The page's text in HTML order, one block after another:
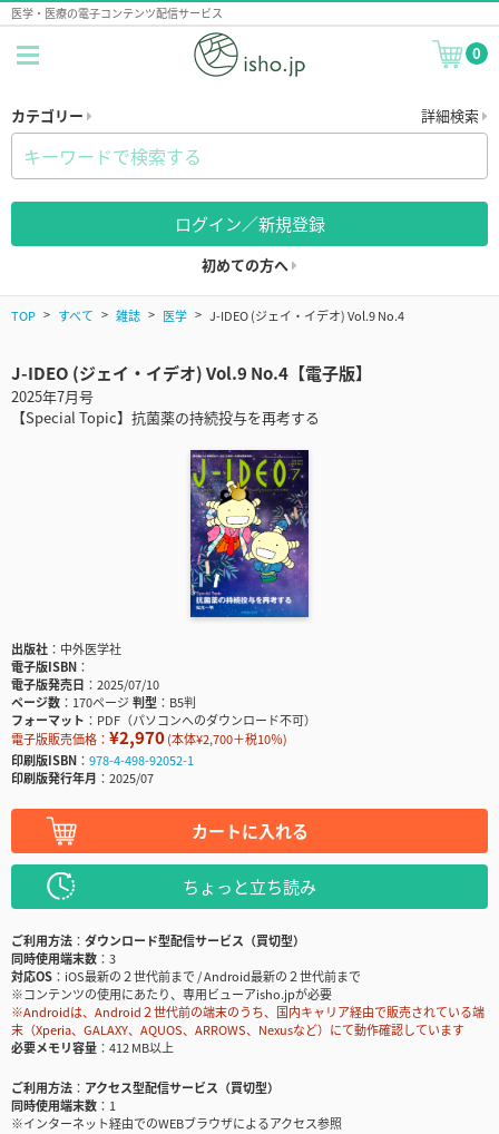
医学・医療の電子コンテンツ配信サービス
0
カテゴリー 詳細検索
ログイン／新規登録
初めての方へ
TOP すべて 雑誌 医学 J-IDEO (ジェイ・イデオ) Vol.9 No.4
J-IDEO (ジェイ・イデオ) Vol.9 No.4【電子版】
2025年7月号
【Special Topic】抗菌薬の持続投与を再考する
出版社
中外医学社
電子版ISBN
電子版発売日
2025/07/10
ページ数
170ページ判型
B5判
フォーマット
PDF（パソコンへのダウンロード不可）
電子版販売価格： ¥2,970(本体¥2,700＋税10％)
印刷版ISBN
978-4-498-92052-1
印刷版発行年月
2025/07
カートに入れる
ちょっと立ち読み
ご利用方法
ダウンロード型配信サービス（買切型）
同時使用端末数
3
対応OS
iOS最新の２世代前まで / Android最新の２世代前まで
※コンテンツの使用にあたり、専用ビューアisho.jpが必要
※Androidは、Android２世代前の端末のうち、国内キャリア経由で販売されている端
末（Xperia、GALAXY、AQUOS、ARROWS、Nexusなど）にて動作確認しています
必要メモリ容量
412 MB以上
ご利用方法
アクセス型配信サービス（買切型）
同時使用端末数
1
※インターネット経由でのWEBブラウザによるアクセス参照